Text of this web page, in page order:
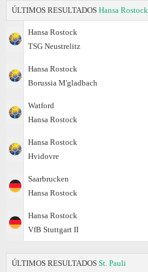
ÚLTIMOS RESULTADOS Hansa Rostock
Hansa Rostock
TSG Neustrelitz
Hansa Rostock
Borussia M'gladbach
Watford
Hansa Rostock
Hansa Rostock
Hvidovre
Saarbrucken
Hansa Rostock
Hansa Rostock
VfB Stuttgart II
ÚLTIMOS RESULTADOS St. Pauli